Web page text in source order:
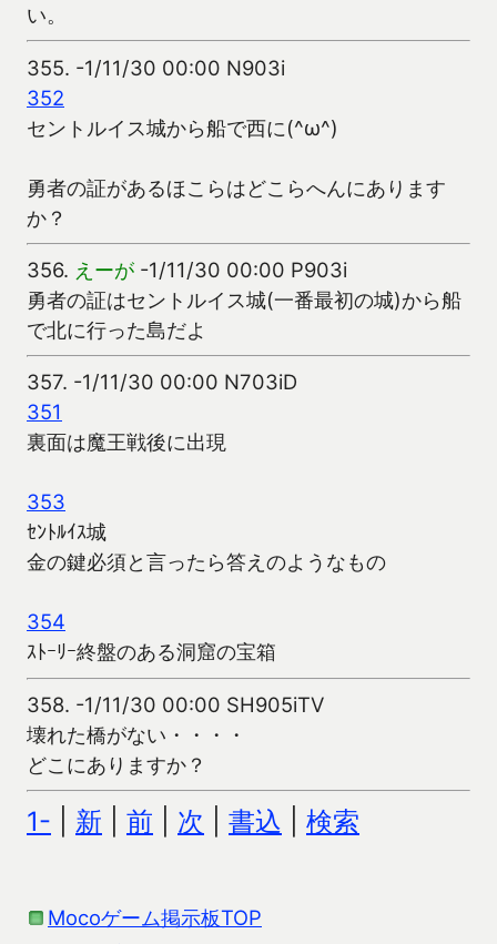
い。
355. -1/11/30 00:00 N903i
352
セントルイス城から船で西に(^ω^)
勇者の証があるほこらはどこらへんにあります
か？
356. えーが -1/11/30 00:00 P903i
勇者の証はセントルイス城(一番最初の城)から船
で北に行った島だよ
357. -1/11/30 00:00 N703iD
351
裏面は魔王戦後に出現
353
ｾﾝﾄﾙｲｽ城
金の鍵必須と言ったら答えのようなもの
354
ｽﾄｰﾘｰ終盤のある洞窟の宝箱
358. -1/11/30 00:00 SH905iTV
壊れた橋がない・・・・
どこにありますか？
1- 新 前 次 書込 検索
Mocoゲーム掲示板TOP